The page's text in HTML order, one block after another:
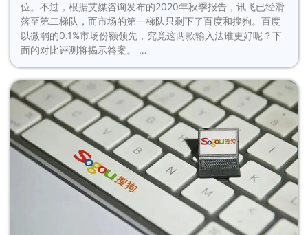
位。不过，根据艾媒咨询发布的2020年秋季报告，讯飞已经滑
落至第二梯队，而市场的第一梯队只剩下了百度和搜狗。百度
以微弱的0.1%市场份额领先，究竟这两款输入法谁更好呢？下
面的对比评测将揭示答案。 …